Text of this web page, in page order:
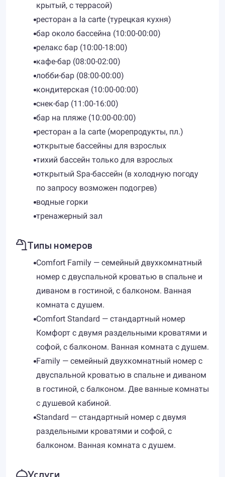
крытый, с террасой)
ресторан a la carte (турецкая кухня)
бар около бассейна (10:00-00:00)
релакс бар (10:00-18:00)
кафе-бар (08:00-02:00)
лобби-бар (08:00-00:00)
кондитерская (10:00-00:00)
снек-бар (11:00-16:00)
бар на пляже (10:00-00:00)
ресторан a la carte (морепродукты, пл.)
открытые бассейны для взрослых
тихий бассейн только для взрослых
открытый Spa-бассейн (в холодную погоду
по запросу возможен подогрев)
водные горки
тренажерный зал
Типы номеров
Comfort Family — семейный двухкомнатный
номер с двуспальной кроватью в спальне и
диваном в гостиной, с балконом. Ванная
комната с душем.
Comfort Standard — стандартный номер
Комфорт с двумя раздельными кроватями и
софой, с балконом. Ванная комната с душем.
Family — семейный двухкомнатный номер с
двуспальной кроватью в спальне и диваном
в гостиной, с балконом. Две ванные комнаты
с душевой кабиной.
Standard — стандартный номер с двумя
раздельными кроватями и софой, с
балконом. Ванная комната с душем.
Услуги